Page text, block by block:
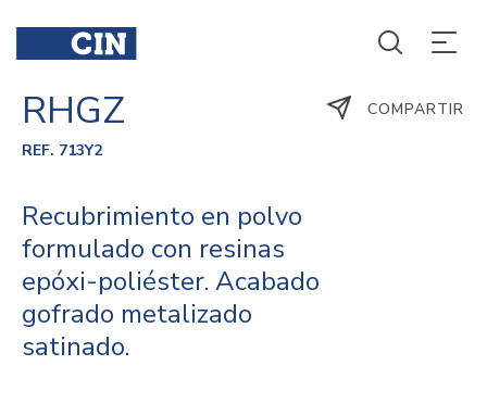
RHGZ
REF. 713Y2
Recubrimiento en polvo
formulado con resinas
epóxi-poliéster. Acabado
gofrado metalizado
satinado.
COMPARTIR